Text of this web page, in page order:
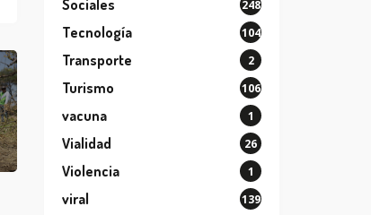
Sociales 248
Tecnología 104
Transporte 2
Turismo 106
vacuna 1
Vialidad 26
Violencia 1
viral 139